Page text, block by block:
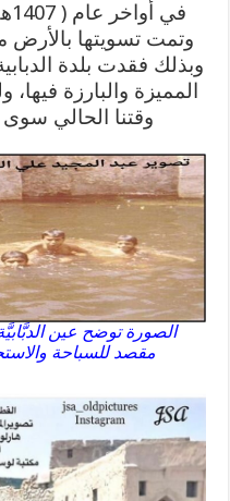
وتمت تسويتها بالأرض
وبذلك فقدت بلدة
المميزة والبارزة
وقتنا الحالي
الصورة توضح عين
مقصد للسباحة